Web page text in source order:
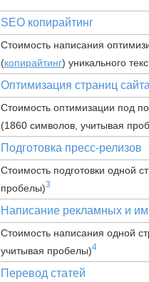
SEO копирайтинг
Стоимость написания
(копирайтинг) уникального
Оптимизация страниц
Стоимость оптимизации под
(1860 символов, учитывая
Подготовка пресс-релизов
Стоимость подготовки одной
пробелы)3
Написание рекламных и
Стоимость написания одной
учитывая пробелы)4
Перевод статей